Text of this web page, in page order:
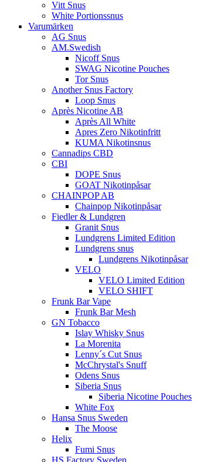
Vitt Snus
White Portionssnus
Varumärken
AG Snus
AM.Swedish
Nicoff Snus
SWAG Nicotine Pouches
Tor Snus
Another Snus Factory
Loop Snus
Après Nicotine AB
Après All White
Apres Zero Nikotinfritt
KUMA Nikotinsnus
Cannadips CBD
CBI
DOPE Snus
GOAT Nikotinpåsar
CHAINPOP AB
Chainpop Nikotinpåsar
Fiedler & Lundgren
Granit Snus
Lundgrens Limited Edition
Lundgrens snus
Lundgrens Nikotinpåsar
VELO
VELO Limited Edition
VELO SHIFT
Frunk Bar Vape
Frunk Bar Mesh
GN Tobacco
Islay Whisky Snus
La Morenita
Lenny´s Cut Snus
McChrystal's Snuff
Odens Snus
Siberia Snus
Siberia Nicotine Pouches
White Fox
Hansa Snus Sweden
The Moose
Helix
Fumi Snus
HS Factory Sweden